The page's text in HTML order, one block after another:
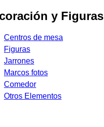
y Figuras
Centros de mesa
Figuras
Jarrones
Marcos fotos
Comedor
Otros Elementos